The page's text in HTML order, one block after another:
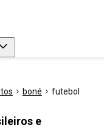
boné futebol
e